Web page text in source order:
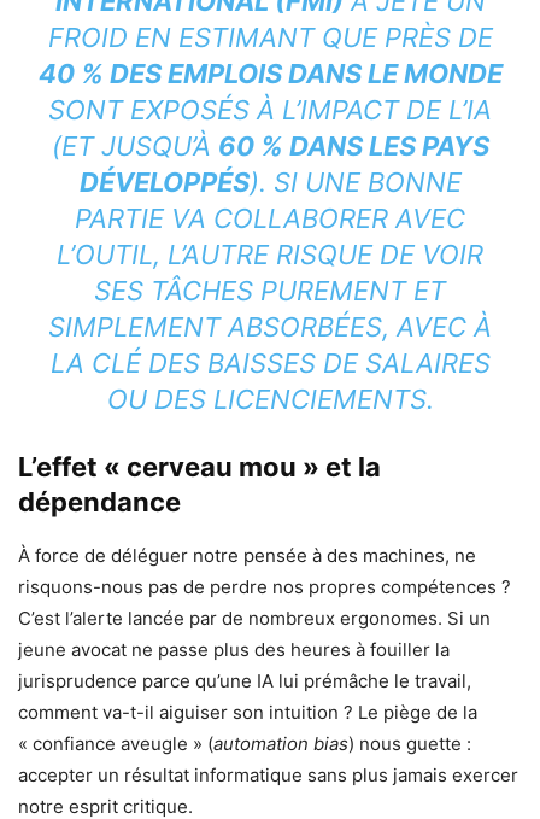
FROID EN ESTIMANT QUE PRÈS DE
40 % DES EMPLOIS DANS LE MONDE
SONT EXPOSÉS À L’IMPACT DE L’IA
(ET JUSQU’À 60 % DANS LES PAYS
DÉVELOPPÉS). SI UNE BONNE
PARTIE VA COLLABORER AVEC
L’OUTIL, L’AUTRE RISQUE DE VOIR
SES TÂCHES PUREMENT ET
SIMPLEMENT ABSORBÉES, AVEC À
LA CLÉ DES BAISSES DE SALAIRES
OU DES LICENCIEMENTS.
L’effet « cerveau mou » et la
dépendance
À force de déléguer notre pensée à des machines, ne
risquons-nous pas de perdre nos propres compétences ?
C’est l’alerte lancée par de nombreux ergonomes. Si un
jeune avocat ne passe plus des heures à fouiller la
jurisprudence parce qu’une IA lui prémâche le travail,
comment va-t-il aiguiser son intuition ? Le piège de la
« confiance aveugle » (automation bias) nous guette :
accepter un résultat informatique sans plus jamais exercer
notre esprit critique.